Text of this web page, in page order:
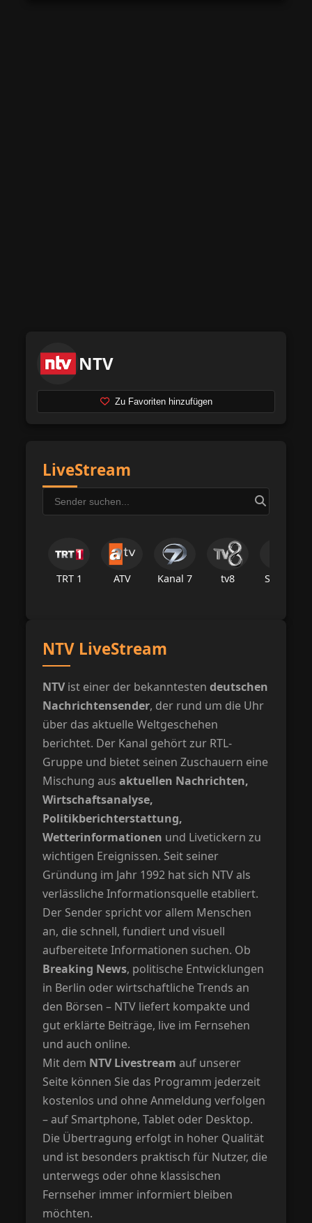
NTV
Zu Favoriten hinzufügen
LiveStream
TRT 1 ATV Kanal 7 tv8 Star Tv
NTV LiveStream
NTVist einer der bekanntestendeutschen
Nachrichtensender, der rund um die Uhr
über das aktuelle Weltgeschehen
berichtet. Der Kanal gehört zur RTL-
Gruppe und bietet seinen Zuschauern eine
Mischung ausaktuellen Nachrichten,
Wirtschaftsanalyse,
Politikberichterstattung,
Wetterinformationen und Livetickern zu
wichtigen Ereignissen. Seit seiner
Gründung im Jahr 1992 hat sich NTV als
verlässliche Informationsquelle etabliert.
Der Sender spricht vor allem Menschen
an, die schnell, fundiert und visuell
aufbereitete Informationen suchen. Ob
Breaking News, politische Entwicklungen
in Berlin oder wirtschaftliche Trends an
den Börsen – NTV liefert kompakte und
gut erklärte Beiträge, live im Fernsehen
und auch online.
Mit dem NTV Livestream auf unserer
Seite können Sie das Programm jederzeit
kostenlos und ohne Anmeldung verfolgen
– auf Smartphone, Tablet oder Desktop.
Die Übertragung erfolgt in hoher Qualität
und ist besonders praktisch für Nutzer, die
unterwegs oder ohne klassischen
Fernseher immer informiert bleiben
möchten.